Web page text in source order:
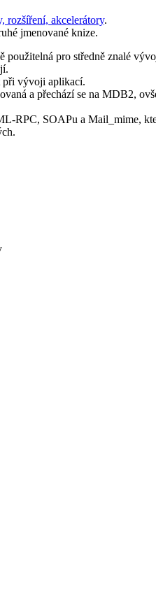
rozšíření, akcelerátory.
jmenované knize.
použitelná pro středně znalé
při vývoji aplikací.
a přechází se na MDB2,
RPC, SOAPu a Mail_mime,